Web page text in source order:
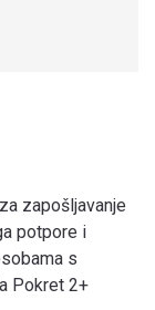
zapošljavanje
potpore i
s
Pokret 2+